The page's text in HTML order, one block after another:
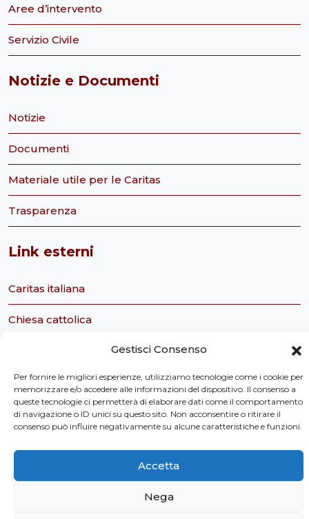
Gestisci Consenso
Per fornire le migliori esperienze, utilizziamo tecnologie come i cookie per
memorizzare e/o accedere alle informazioni del dispositivo. Il consenso a
queste tecnologie ci permetterà di elaborare dati come il comportamento
di navigazione o ID unici su questo sito. Non acconsentire o ritirare il
consenso può influire negativamente su alcune caratteristiche e funzioni.
Accetta
Nega
Aree d’intervento
Servizio Civile
Notizie e Documenti
Notizie
Documenti
Materiale utile per le Caritas
Trasparenza
Link esterni
Caritas italiana
Chiesa cattolica
Servizio civile nazionale
Caritas Italiana Ufficio Servizio Civile
Tavolo Ecclesiale sul Servizio Civile
Privacy Policy